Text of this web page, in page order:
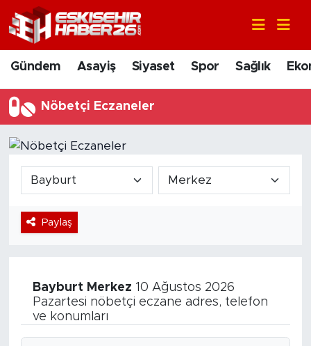
Gündem Asayiş Siyaset Spor Sağlık
Nöbetçi Eczaneler
Paylaş
Bayburt Merkez 10 Ağustos 2026
Pazartesi nöbetçi eczane adres, telefon
ve konumları
Gündem
Asayiş
Siyaset
Sağlık
Ekonomi
Sanat
Bölge
Nöbetçi Eczaneler
Hava Durumu
Trafik Durumu
Tüm Manşetler
Son Dakika Haberleri